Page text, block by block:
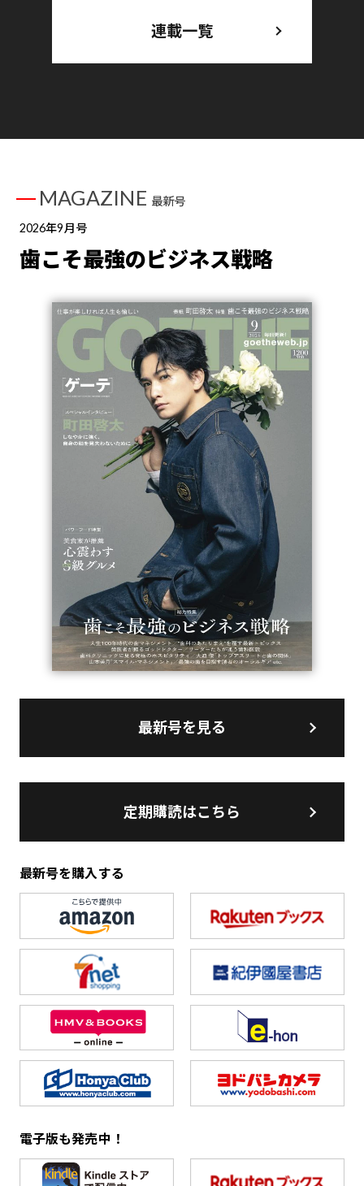
連載一覧
MAGAZINE 最新号
2026年9月号
歯こそ最強のビジネス戦略
最新号を見る
定期購読はこちら
最新号を購入する
電子版も発売中！